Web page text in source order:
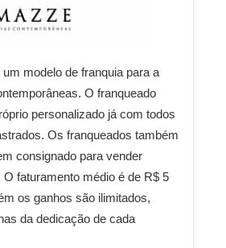
modelo de franquia para a
O franqueado
personalizado já com todos
Os franqueados também
consignado para vender
O faturamento médio é de R$ 5
os ganhos são ilimitados,
da dedicação de cada